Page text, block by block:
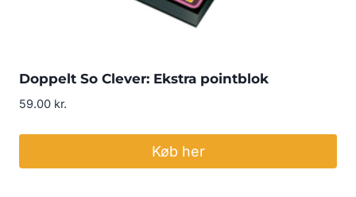
Doppelt So Clever: Ekstra pointblok
59.00 kr.
Køb her